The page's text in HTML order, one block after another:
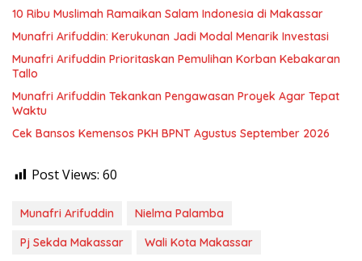
10 Ribu Muslimah Ramaikan Salam Indonesia di Makassar
Munafri Arifuddin: Kerukunan Jadi Modal Menarik Investasi
Munafri Arifuddin Prioritaskan Pemulihan Korban Kebakaran
Tallo
Munafri Arifuddin Tekankan Pengawasan Proyek Agar Tepat
Waktu
Cek Bansos Kemensos PKH BPNT Agustus September 2026
Post Views: 60
Munafri Arifuddin
Nielma Palamba
Pj Sekda Makassar
Wali Kota Makassar